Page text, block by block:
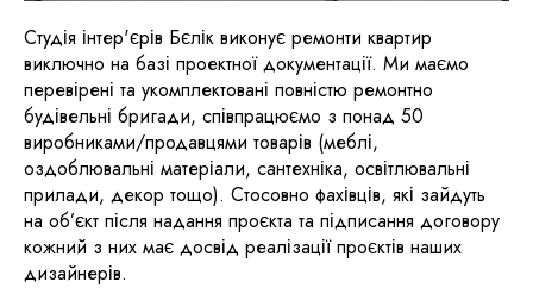
Студія інтер'єрів Бєлік виконує ремонти квартир
виключно на базі проектної документації. Ми маємо
перевірені та укомплектовані повністю ремонтно
будівельні бригади, співпрацюємо з понад 50
виробниками/продавцями товарів (меблі,
оздоблювальні матеріали, сантехніка, освітлювальні
прилади, декор тощо). Стосовно фахівців, які зайдуть
на об’єкт після надання проєкта та підписання договору
кожний з них має досвід реалізації проєктів наших
дизайнерів.